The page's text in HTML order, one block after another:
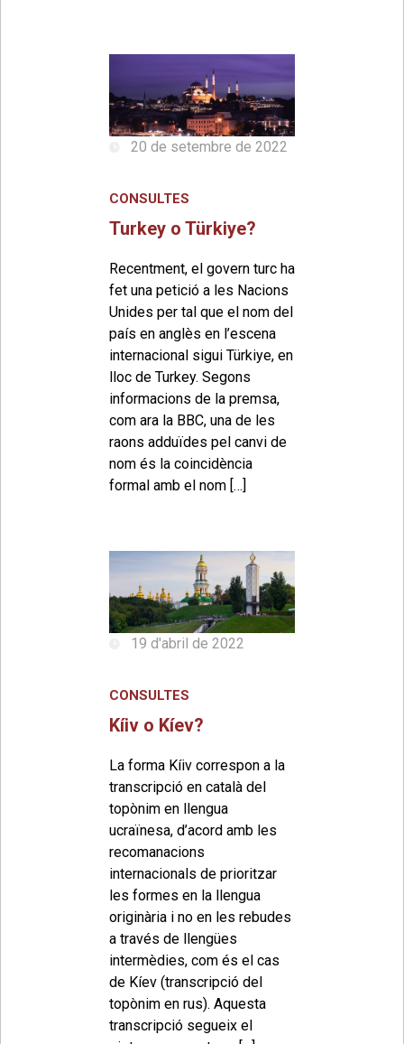
20 de setembre de 2022
CONSULTES
Turkey o Türkiye?
Recentment, el govern turc ha
fet una petició a les Nacions
Unides per tal que el nom del
país en anglès en l’escena
internacional sigui Türkiye, en
lloc de Turkey. Segons
informacions de la premsa,
com ara la BBC, una de les
raons adduïdes pel canvi de
nom és la coincidència
formal amb el nom […]
19 d'abril de 2022
CONSULTES
Kíiv o Kíev?
La forma Kíiv correspon a la
transcripció en català del
topònim en llengua
ucraïnesa, d’acord amb les
recomanacions
internacionals de prioritzar
les formes en la llengua
originària i no en les rebudes
a través de llengües
intermèdies, com és el cas
de Kíev (transcripció del
topònim en rus). Aquesta
transcripció segueix el